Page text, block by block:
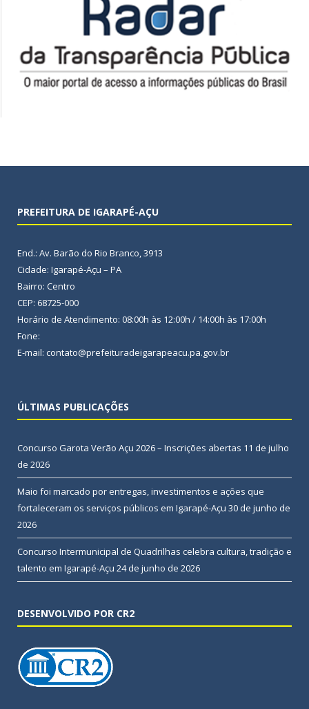
PREFEITURA DE IGARAPÉ-AÇU
End.: Av. Barão do Rio Branco, 3913
Cidade: Igarapé-Açu – PA
Bairro: Centro
CEP: 68725-000
Horário de Atendimento: 08:00h às 12:00h / 14:00h às 17:00h
Fone:
E-mail: contato@prefeituradeigarapeacu.pa.gov.br
ÚLTIMAS PUBLICAÇÕES
Concurso Garota Verão Açu 2026 – Inscrições abertas 11 de julho
de 2026
Maio foi marcado por entregas, investimentos e ações que
fortaleceram os serviços públicos em Igarapé-Açu 30 de junho de
2026
Concurso Intermunicipal de Quadrilhas celebra cultura, tradição e
talento em Igarapé-Açu 24 de junho de 2026
DESENVOLVIDO POR CR2